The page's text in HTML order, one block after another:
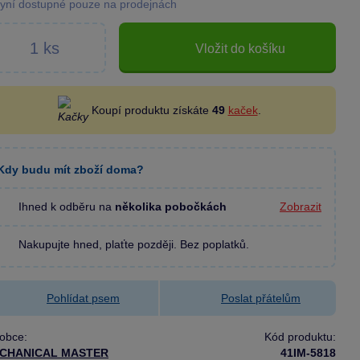
dostupné pouze na prodejnách
Vložit do košíku
Koupí produktu získáte 49 kaček.
budu mít zboží doma?
Ihned k odběru na několika pobočkách Zobrazit
Nakupujte hned, plaťte později. Bez poplatků.
Pohlídat psem Poslat přátelům
MASTER
Kód produktu:
41IM-5818